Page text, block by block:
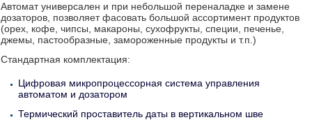
Автомат универсален и при небольшой переналадке и замене
дозаторов, позволяет фасовать большой ассортимент продуктов
(орех, кофе, чипсы, макароны, сухофрукты, специи, печенье,
джемы, пастообразные, замороженные продукты и т.п.)
Стандартная комплектация:
Цифровая микропроцессорная система управления
автоматом и дозатором
Термический проставитель даты в вертикальном шве